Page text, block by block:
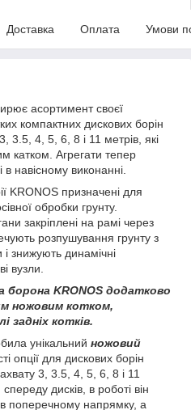
Доставка Оплата Умови
асортимент своєї
компактних дискових борін
3.5, 4, 5, 6, 8 і 11 метрів, які
катком. Агрегати тепер
в навісному виконанні.
KRONOS призначені для
обробки грунту.
закріплені на рамі через
розпушування грунту з
знижують динамічні
вузли.
борона KRONOS додатково
ножовим котком,
задніх котків.
унікальний ножовий
опції для дискових борін
3, 3.5, 4, 5, 6, 8 і 11
дисків, в роботі він
поперечному напрямку, а